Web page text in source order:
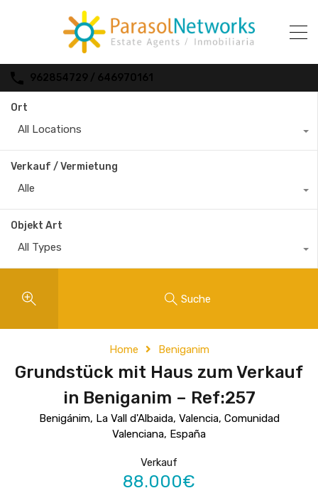
962854729 / 646970161
Ort
All Locations
Verkauf / Vermietung
Alle
Objekt Art
All Types
Suche
Home Beniganim
Grundstück mit Haus zum Verkauf
in Beniganim – Ref:257
Benigánim, La Vall d'Albaida, Valencia, Comunidad
Valenciana, España
Verkauf
88.000€